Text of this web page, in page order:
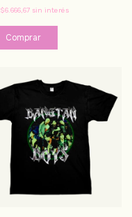
$6.666,67 sin interés
Comprar